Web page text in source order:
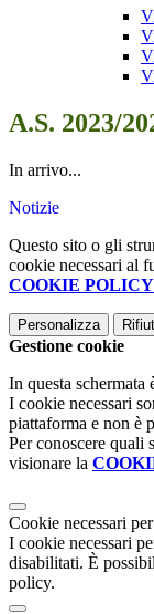
A.S. 2023/
In arrivo...
Notizie
Questo sito o gli
cookie necessari al
COOKIE POLICY
Personalizza
Gestione cookie
In questa schermata
I cookie necessari
piattaforma e non è
Per conoscere quali
visionare la
Cookie necessari
I cookie necessari
disabilitati. È
policy.